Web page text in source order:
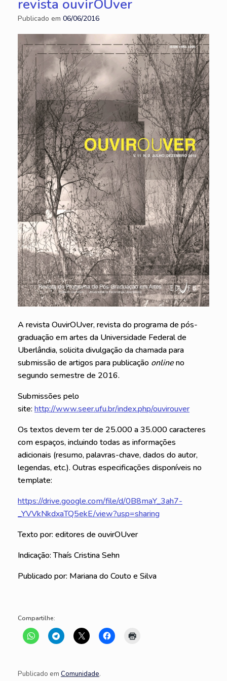
revista ouvirOUver
Publicado em 06/06/2016
A revistaOuvirOUver, revista do programa de pós-
graduação em artes da Universidade Federal de
Uberlândia, solicita divulgação da chamada para
submissão de artigos para publicação onlineno
segundo semestre de 2016.
Submissões pelo
site: http://www.seer.ufu.br/index.php/ouvirouver
Os textos devem ter de 25.000 a 35.000 caracteres
com espaços, incluindo todas as informações
adicionais (resumo, palavras-chave, dados do autor,
legendas, etc.). Outras especificações disponíveis no
template:
https://drive.google.com/file/d/0B8maY_3ah7-
_YVVkNkdxaTQ5ekE/view?usp=sharing
Texto por: editores de ouvirOUver
Indicação: Thaís Cristina Sehn
Publicado por: Mariana do Couto e Silva
Compartilhe:
Publicado em Comunidade.